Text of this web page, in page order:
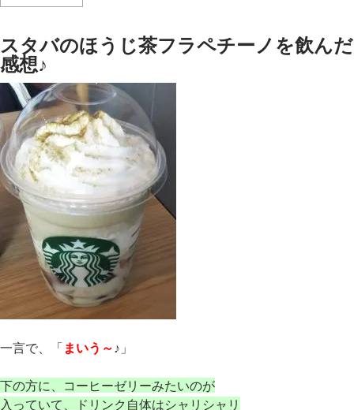
スタバのほうじ茶フラペチーノを飲んだ
感想♪
一言で、「 まいう～♪」
下の方に、コーヒーゼリーみたいのが
入っていて、ドリンク自体はシャリシャリ